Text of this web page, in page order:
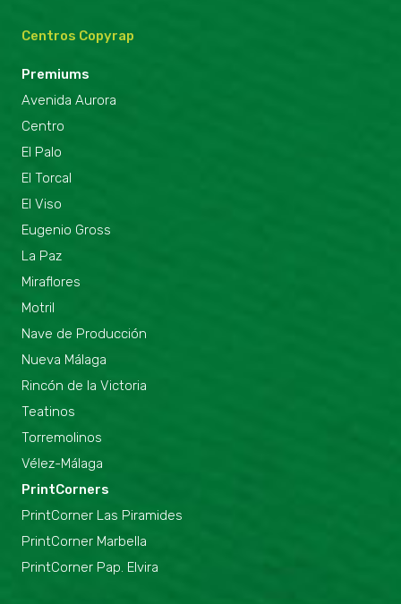
Centros Copyrap
Premiums
Avenida Aurora
Centro
El Palo
El Torcal
El Viso
Eugenio Gross
La Paz
Miraflores
Motril
Nave de Producción
Nueva Málaga
Rincón de la Victoria
Teatinos
Torremolinos
Vélez-Málaga
PrintCorners
PrintCorner Las Piramides
PrintCorner Marbella
PrintCorner Pap. Elvira